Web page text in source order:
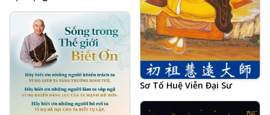
Sơ Tổ Huệ Viễn Đại Sư